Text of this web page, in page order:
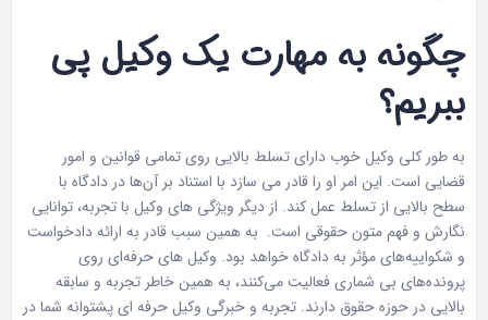
چگونه به مهارت یک وکیل پی
ببریم؟
به طور کلی وکیل خوب دارای تسلط بالایی روی تمامی قوانین و امور
قضایی است. این امر او را قادر می سازد با استناد بر آن‌ها در دادگاه با
سطح بالایی از تسلط عمل کند. از دیگر ویژگی های وکیل با تجربه، توانایی
نگارش و فهم متون حقوقی است. به همین سبب قادر به ارائه دادخواست
و شکواییه‌های مؤثر به دادگاه خواهد بود. وکیل های حرفه‌ای روی
پرونده‌های بی شماری فعالیت می‌کنند، به همین خاطر تجربه و سابقه
بالایی در حوزه حقوق دارند. تجربه‌ و خبرگی وکیل حرفه ای پشتوانه شما در